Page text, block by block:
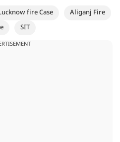
fire Case
Aliganj Fire
SIT